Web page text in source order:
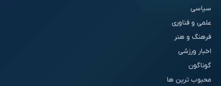
سیاسی
علمی و فناوری
فرهنگ و هنر
اخبار ورزشی
گوناگون
محبوب ترین ها